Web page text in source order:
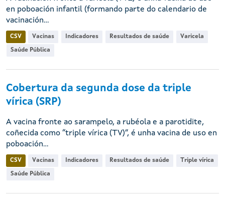
en poboación infantil (formando parte do calendario de
vacinación...
CSV Vacinas Indicadores Resultados de saúde Varicela
Saúde Pública
Cobertura da segunda dose da triple
vírica (SRP)
A vacina fronte ao sarampelo, a rubéola e a parotidite,
coñecida como “triple vírica (TV)”, é unha vacina de uso en
poboación...
CSV Vacinas Indicadores Resultados de saúde Triple vírica
Saúde Pública